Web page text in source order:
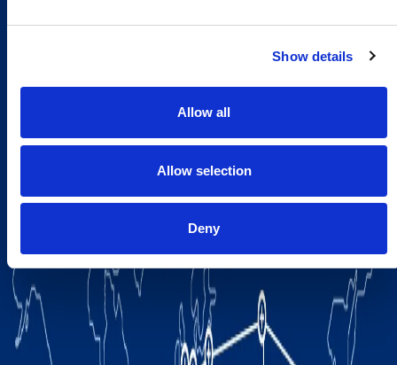
Show details
Allow all
Allow selection
Deny